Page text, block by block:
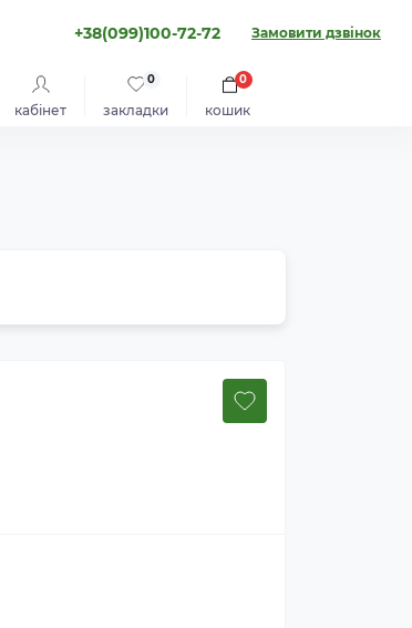
+38(099)100-72-72 Замовити дзвінок
кабінет закладки
0
кошик
0